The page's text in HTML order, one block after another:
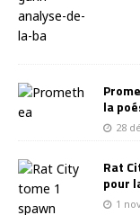
la
28
Rat
pour
1